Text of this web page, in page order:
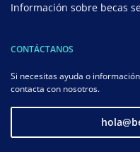
Información sobre becas
CONTÁCTANOS
Si necesitas ayuda o
contacta con nosotros.